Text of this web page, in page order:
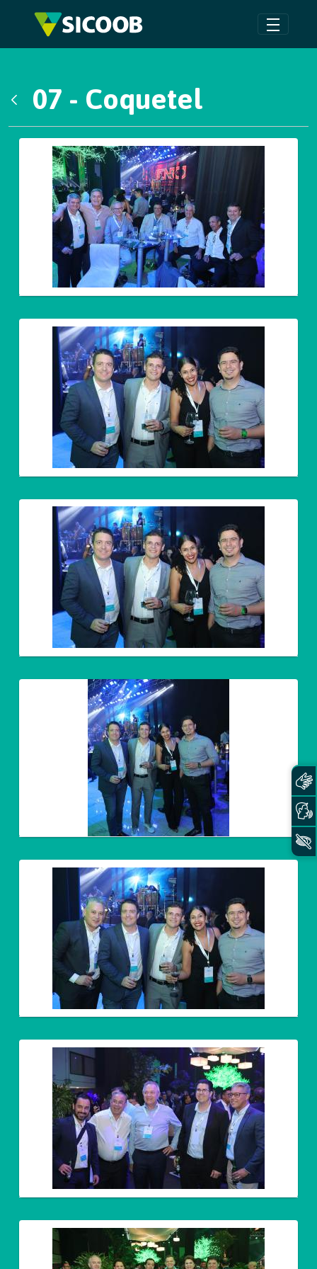
Pular para o Conteúdo principal
07 - Coquetel
Galeria de Mídias